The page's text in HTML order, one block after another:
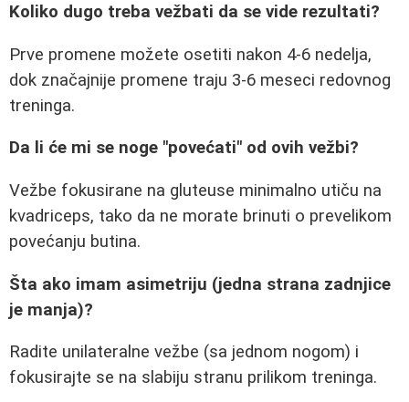
Koliko dugo treba vežbati da se vide rezultati?
Prve promene možete osetiti nakon 4-6 nedelja,
dok značajnije promene traju 3-6 meseci redovnog
treninga.
Da li će mi se noge "povećati" od ovih vežbi?
Vežbe fokusirane na gluteuse minimalno utiču na
kvadriceps, tako da ne morate brinuti o prevelikom
povećanju butina.
Šta ako imam asimetriju (jedna strana zadnjice
je manja)?
Radite unilateralne vežbe (sa jednom nogom) i
fokusirajte se na slabiju stranu prilikom treninga.